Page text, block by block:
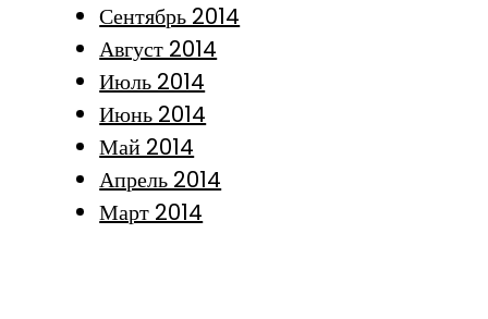
Сентябрь 2014
Август 2014
Июль 2014
Июнь 2014
Май 2014
Апрель 2014
Март 2014